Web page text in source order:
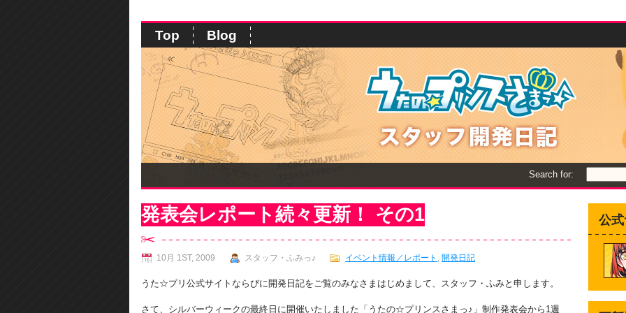
Top Blog
Search for:
発表会レポート続々更新！ その1
10月 1ST, 2009 スタッフ・ふみっ♪ イベント情報／レポート , 開発日記
うた☆プリ公式サイトならびに開発日記をご覧のみなさまはじめまして、スタッフ・ふみと申します。
さて、シルバーウィークの最終日に開催いたしました「うたの☆プリンスさまっ♪」制作発表会から1週
公